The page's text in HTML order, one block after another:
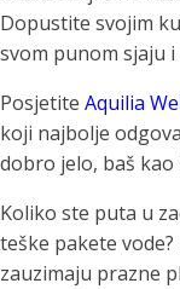
Dopustite svojim
svom punom sjaju
Posjetite Aquilia
koji najbolje
dobro jelo, baš
Koliko ste puta u
teške pakete
zauzimaju prazne